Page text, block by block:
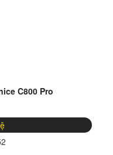
C800 Pro